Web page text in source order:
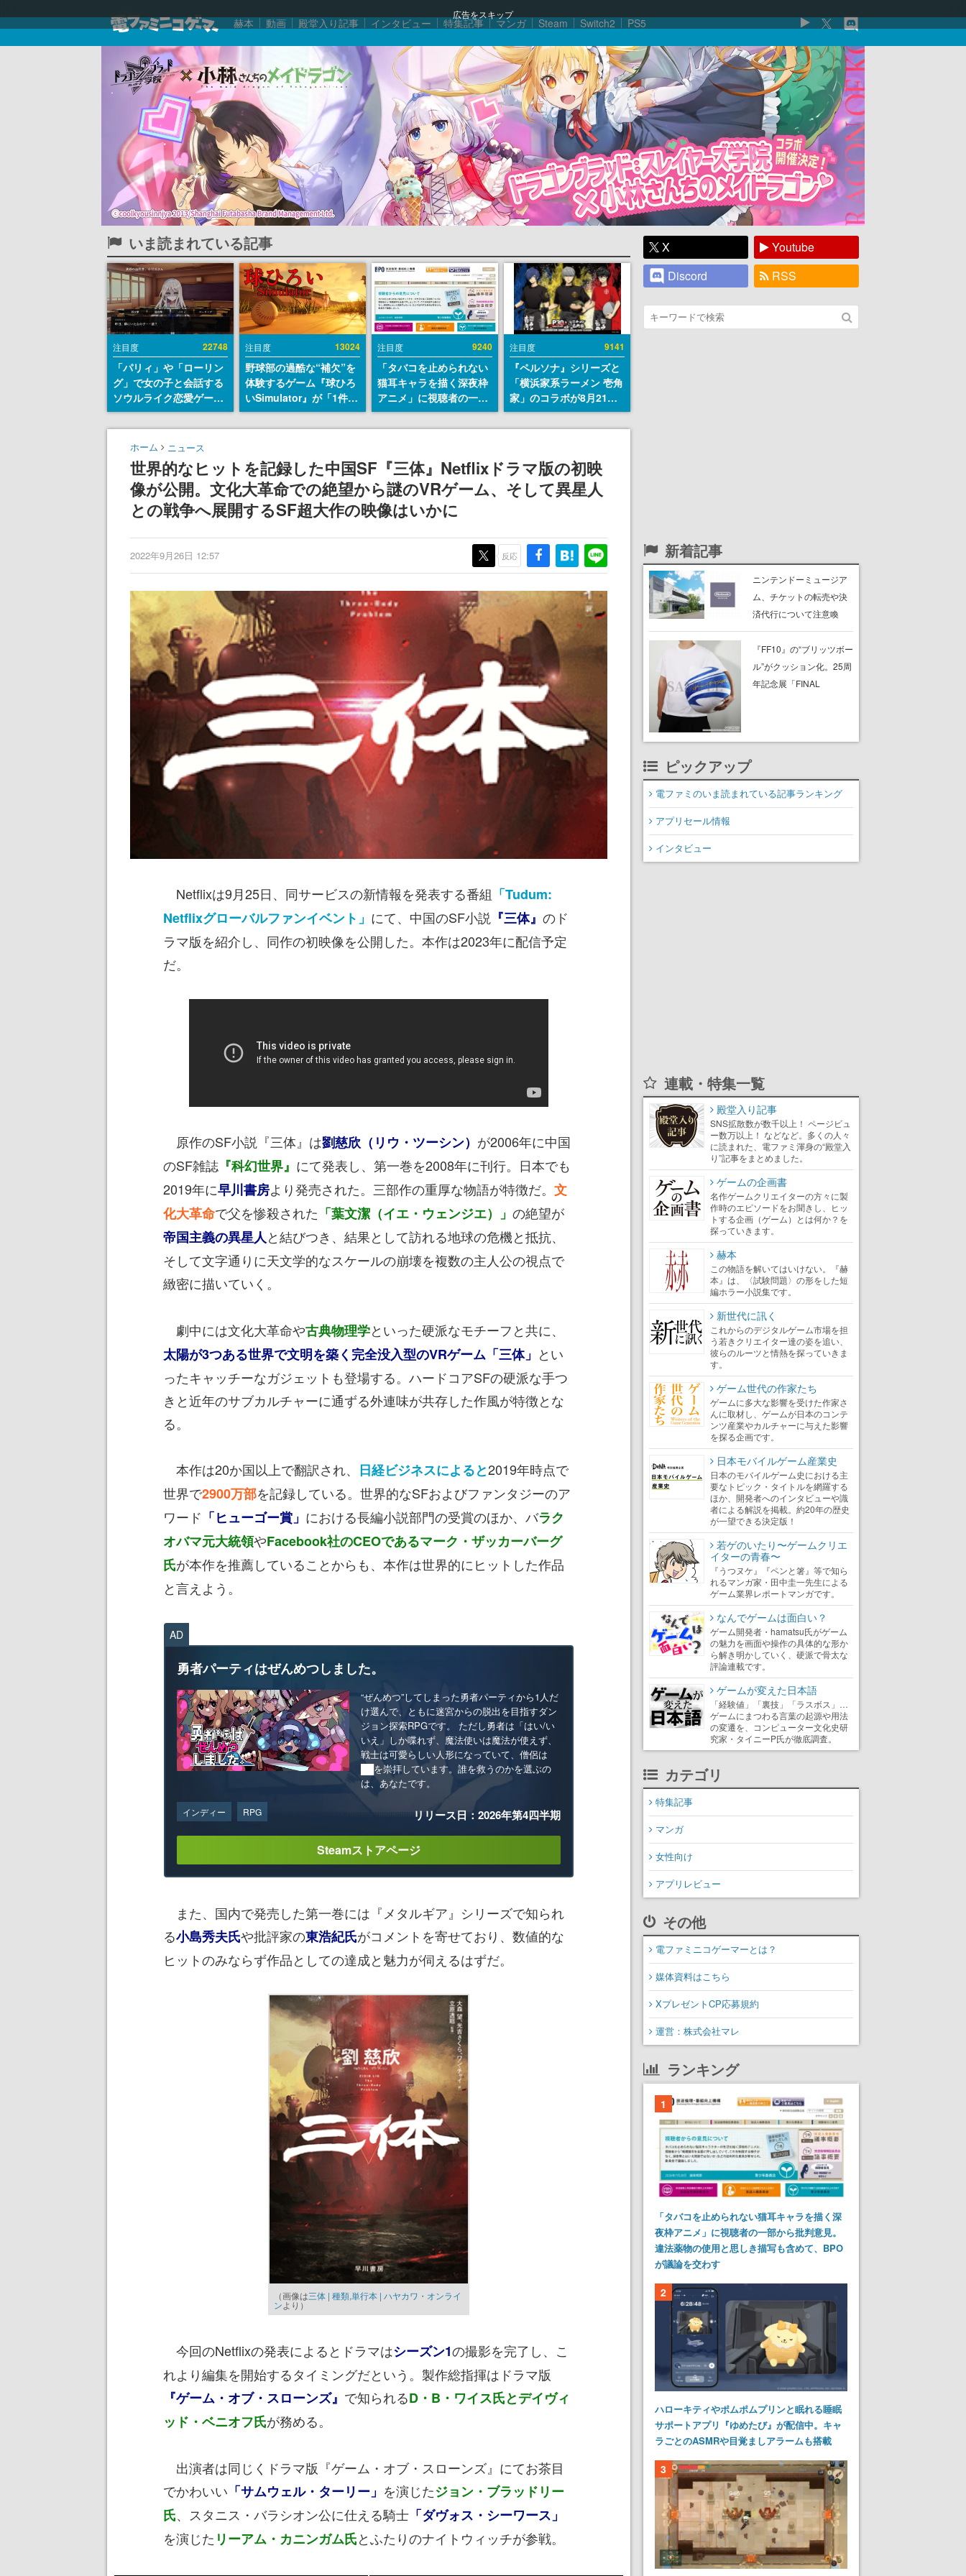
広告をスキップ
赫本 動画 殿堂入り記事 インタビュー 特集記事 マンガ Steam Switch2 PS5
いま読まれている記事
注目度 22748
「パリィ」や「ローリン
グ」で女の子と会話する
ソウルライク恋愛ゲーム
『小早川さんはソウルラ
イク』無料公開。返事に
失敗すると「YOU
DIED」
注目度 13024
野球部の過酷な“補欠”を
体験するゲーム『球ひろ
いSimulator』が「1件」
のウィッシュリストをも
とにチェコ語に対応し
ダム・カム』開発元やチ
ェコのプロ野球選手から
称賛の声
注目度 9240
「タバコを止められない
猫耳キャラを描く深夜枠
アニメ」に視聴者の一部
から批判意見。違法薬物
の使用と思しき描写も含
す
注目度 9141
『ペルソナ』シリーズと
「横浜家系ラーメン 壱角
家」のコラボが8月21日
から開催。”はがくれ”風
とんこつラーメンや、お
ラーメンがラインナップ
ホーム ニュース
世界的なヒットを記録した中国SF『三体』Netflixドラマ版の初映
像が公開。文化大革命での絶望から謎のVRゲーム、そして異星人
との戦争へ展開するSF超大作の映像はいかに
2022年9月26日 12:57 反応
Netflixは9月25日、同サービスの新情報を発表する番組 「Tudum:
Netflixグローバルファンイベント」 にて、中国のSF小説 『三体』 のド
ラマ版を紹介し、同作の初映像を公開した。本作は2023年に配信予定
だ。
原作のSF小説『三体』は劉慈欣（リウ・ツーシン） が2006年に中国
のSF雑誌 『科幻世界』 にて発表し、第一巻を2008年に刊行。日本でも
2019年に早川書房より発売された。三部作の重厚な物語が特徴だ。 文
化大革命で父を惨殺された 「葉文潔（イエ・ウェンジエ）」 の絶望が
帝国主義の異星人と結びつき、結果として訪れる地球の危機と抵抗、
そして文字通りに天文学的なスケールの崩壊を複数の主人公の視点で
緻密に描いていく。
劇中には文化大革命や古典物理学といった硬派なモチーフと共に、
太陽が3つある世界で文明を築く完全没入型のVRゲーム「三体」 とい
ったキャッチーなガジェットも登場する。ハードコアSFの硬派な手つ
きと近年のサブカルチャーに通ずる外連味が共存した作風が特徴とな
る。
本作は20か国以上で翻訳され、 日経ビジネスによると2019年時点で
世界で2900万部を記録している。世界的なSFおよびファンタジーのア
ワード 「ヒューゴー賞」 における長編小説部門の受賞のほか、バラク
オバマ元大統領やFacebook社のCEOであるマーク・ザッカーバーグ
氏が本作を推薦していることからも、本作は世界的にヒットした作品
と言えよう。
AD
勇者パーティはぜんめつしました。
“ぜんめつ”してしまった勇者パーティから1人だ
け選んで、ともに迷宮からの脱出を目指すダン
ジョン探索RPGです。 ただし勇者は「はい/い
いえ」しか喋れず、魔法使いは魔法が使えず、
戦士は可愛らしい人形になっていて、僧侶は
██を崇拝しています。誰を救うのかを選ぶの
は、あなたです。
インディー RPG リリース日：2026年第4四半期
Steamストアページ
また、国内で発売した第一巻には『メタルギア』シリーズで知られ
る小島秀夫氏や批評家の東浩紀氏がコメントを寄せており、数値的な
ヒットのみならず作品としての達成と魅力が伺えるはずだ。
（画像は三体 | 種類,単行本 | ハヤカワ・オンライ
ンより）
今回のNetflixの発表によるとドラマはシーズン1の撮影を完了し、こ
れより編集を開始するタイミングだという。製作総指揮はドラマ版
『ゲーム・オブ・スローンズ』 で知られるD・B・ワイス氏とデイヴィ
ッド・ベニオフ氏が務める。
出演者は同じくドラマ版『ゲーム・オブ・スローンズ』にてお茶目
でかわいい 「サムウェル・ターリー」 を演じたジョン・ブラッドリー
氏、スタニス・バラシオン公に仕える騎士 「ダヴォス・シーワース」
を演じた リーアム・カニンガム氏とふたりのナイトウィッチが参戦。
X
Youtube
Discord
RSS
新着記事
ニンテンドーミュージア
ム、チケットの転売や決
済代行について注意喚
起。公式サイト以外で買
ったチケットで入館でき
ない事例が複数発生
『FF10』の“ブリッツボー
ル”がクッション化。25周
年記念展「FINAL
ピックアップ
電ファミのいま読まれている記事ランキング
アプリセール情報
インタビュー
連載・特集一覧
殿堂入り記事
SNS拡散数が数千以上！ ページビュ
ー数万以上！ などなど。多くの人々
に読まれた、電ファミ渾身の“殿堂入
り”記事をまとめました。
ゲームの企画書
名作ゲームクリエイターの方々に製
作時のエピソードをお聞きし、ヒッ
トする企画（ゲーム）とは何か？を
探っていきます。
赫本
この物語を解いてはいけない。『赫
本』は、〈試験問題〉の形をした短
編ホラー小説集です。
新世代に訊く
これからのデジタルゲーム市場を担
う若きクリエイター達の姿を追い、
彼らのルーツと情熱を探っていきま
す。
ゲーム世代の作家たち
ゲームに多大な影響を受けた作家さ
んに取材し、ゲームが日本のコンテ
ンツ産業やカルチャーに与えた影響
を探る企画です。
日本モバイルゲーム産業史
日本のモバイルゲーム史における主
要なトピック・タイトルを網羅する
ほか、開発者へのインタビューや識
者による解説を掲載。約20年の歴史
が一望できる決定版！
若ゲのいたり〜ゲームクリエ
イターの青春〜
『うつヌケ』『ペンと箸』等で知ら
れるマンガ家・田中圭一先生による
ゲーム業界レポートマンガです。
なんでゲームは面白い？
ゲーム開発者・hamatsu氏がゲーム
の魅力を画面や操作の具体的な形か
ら解き明かしていく、硬派で骨太な
評論連載です。
ゲームが変えた日本語
「経験値」「裏技」「ラスボス」…
ゲームにまつわる言葉の起源や用法
の変遷を、コンピューター文化史研
究家・タイニーP氏が徹底調査。
カテゴリ
特集記事
マンガ
女性向け
アプリレビュー
その他
電ファミニコゲーマーとは？
媒体資料はこちら
XプレゼントCP応募規約
運営：株式会社マレ
ランキング
1
「タバコを止められない猫耳キャラを描く深
夜枠アニメ」に視聴者の一部から批判意見。
違法薬物の使用と思しき描写も含めて、BPO
が議論を交わす
2
ハローキティやポムポムプリンと眠れる睡眠
サポートアプリ『ゆめたび』が配信中。キャ
ラごとのASMRや目覚ましアラームも搭載
3